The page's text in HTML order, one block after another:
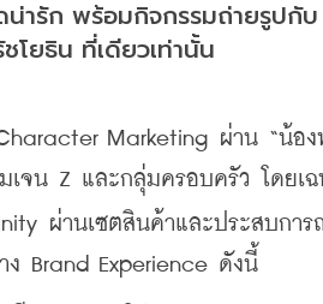
ารัก พร้อมกิจกรรมถ่ายรูปกับ
โยธิน ที่เดียวเท่านั้น
Marketing ผ่าน “น้อง
เจน Z และกลุ่มครอบครัว โดยเ
ผ่านเซตสินค้าและประสบกา
ง Brand Experience ดังนี้